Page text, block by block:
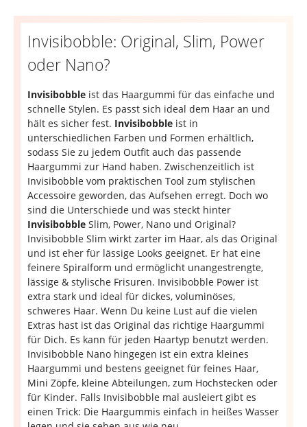
Invisibobble: Original, Slim, Power
oder Nano?
Invisibobble ist das Haargummi für das einfache und
schnelle Stylen. Es passt sich ideal dem Haar an und
hält es sicher fest. Invisibobble ist in
unterschiedlichen Farben und Formen erhältlich,
sodass Sie zu jedem Outfit auch das passende
Haargummi zur Hand haben. Zwischenzeitlich ist
Invisibobble vom praktischen Tool zum stylischen
Accessoire geworden, das Aufsehen erregt. Doch wo
sind die Unterschiede und was steckt hinter
Invisibobble Slim, Power, Nano und Original?
Invisibobble Slim wirkt zarter im Haar, als das Original
und ist eher für lässige Looks geeignet. Er hat eine
feinere Spiralform und ermöglicht unangestrengte,
lässige & stylische Frisuren. Invisibobble Power ist
extra stark und ideal für dickes, voluminöses,
schweres Haar. Wenn Du keine Lust auf die vielen
Extras hast ist das Original das richtige Haargummi
für Dich. Es kann für jeden Haartyp benutzt werden.
Invisibobble Nano hingegen ist ein extra kleines
Haargummi und bestens geeignet für feines Haar,
Mini Zöpfe, kleine Abteilungen, zum Hochstecken oder
für Kinder. Falls Invisibobble mal ausleiert gibt es
einen Trick: Die Haargummis einfach in heißes Wasser